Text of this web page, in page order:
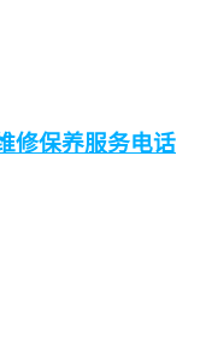
修保养服务电话